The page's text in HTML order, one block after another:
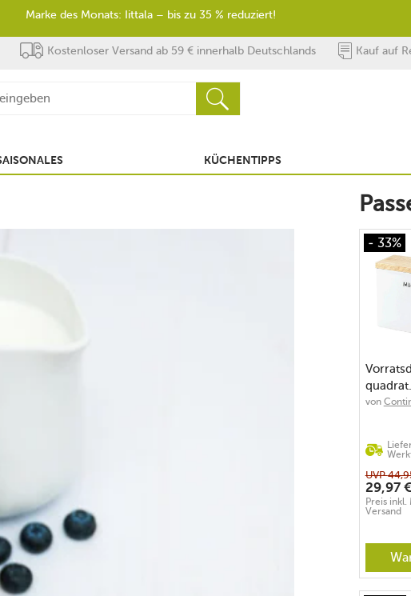
Kostenloser Versand ab 59 € innerhalb Deutschlands Kauf auf
KÜCHENTIPPS
- 33%
quadrat.
von
UVP
29,97 €
Preis inkl.
Versand
Marke des Monats: Iittala – bis zu 35 % reduziert!